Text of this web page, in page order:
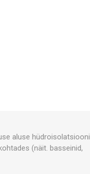
aluse hüdroisolatsiooni
(näit. basseinid,